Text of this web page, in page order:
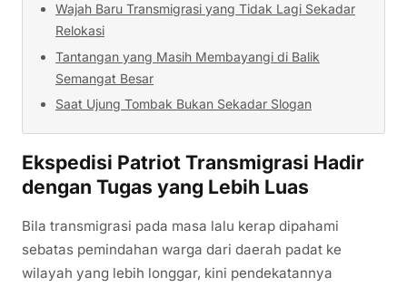
Wajah Baru Transmigrasi yang Tidak Lagi Sekadar
Relokasi
Tantangan yang Masih Membayangi di Balik
Semangat Besar
Saat Ujung Tombak Bukan Sekadar Slogan
Ekspedisi Patriot Transmigrasi Hadir
dengan Tugas yang Lebih Luas
Bila transmigrasi pada masa lalu kerap dipahami
sebatas pemindahan warga dari daerah padat ke
wilayah yang lebih longgar, kini pendekatannya